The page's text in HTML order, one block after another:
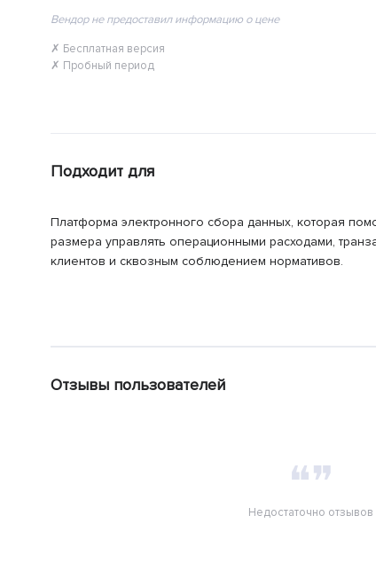
Вендор не предоставил информацию о цене
✗ Бесплатная версия
✗ Пробный период
Подходит для
Платформа электронного сбора данных, которая
размера управлять операционными расходами,
клиентов и сквозным соблюдением нормативов.
Отзывы пользователей
❝❞
Недостаточно отзывов